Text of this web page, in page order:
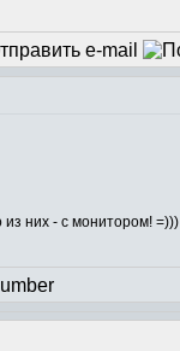
из них - с монитором! =)))